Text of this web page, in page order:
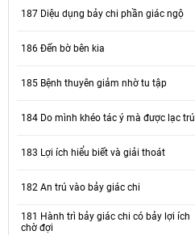
187 Diệu dụng bảy chi phần giác ngộ
186 Đến bờ bên kia
185 Bệnh thuyên giảm nhờ tu tập
184 Do mình khéo tác ý mà được lạc trú
183 Lợi ích hiểu biết và giải thoát
182 An trú vào bảy giác chi
181 Hành trì bảy giác chi có bảy lợi ích
chờ đợi